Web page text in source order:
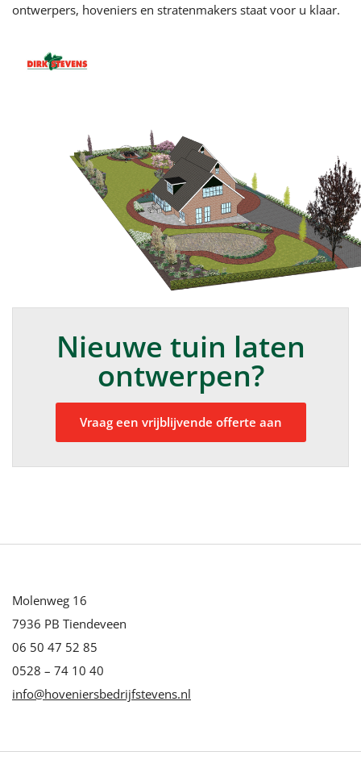
ontwerpers, hoveniers en stratenmakers staat voor u klaar.
Nieuwe tuin laten
ontwerpen?
Vraag een vrijblijvende offerte aan
Molenweg 16
7936 PB Tiendeveen
06 50 47 52 85
0528 – 74 10 40
info@hoveniersbedrijfstevens.nl